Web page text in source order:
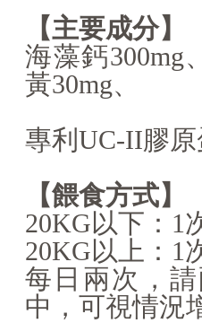
【主要成分】
海藻鈣300mg
黃30mg、
專利UC-II膠原
【餵食方式】
20KG以下：1
20KG以上：1
每日兩次，
中，可視情況